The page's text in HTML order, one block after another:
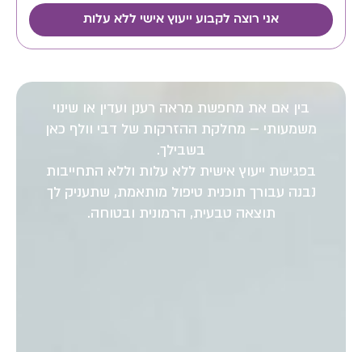
אני רוצה לקבוע ייעוץ אישי ללא עלות
בין אם את מחפשת מראה רענן ועדין או שינוי
משמעותי – מחלקת ההזרקות של דבי וולף כאן
בשבילך.
בפגישת ייעוץ אישית ללא עלות וללא התחייבות
נבנה עבורך תוכנית טיפול מותאמת, שתעניק לך
תוצאה טבעית, הרמונית ובטוחה.